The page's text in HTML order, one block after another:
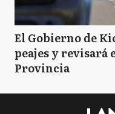
El Gobierno de
peajes y revisará
Provincia